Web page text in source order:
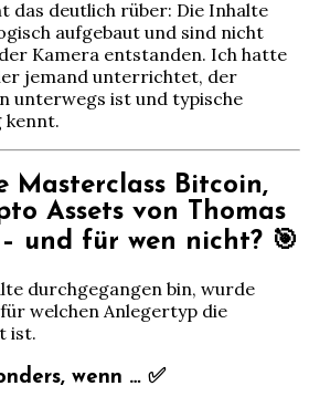
das deutlich rüber: Die Inhalte
aufgebaut und sind nicht
Kamera entstanden. Ich hatte
jemand unterrichtet, der
unterwegs ist und typische
kennt.
Masterclass Bitcoin,
Assets von Thomas
und für wen nicht? 🎯
durchgegangen bin, wurde
welchen Anlegertyp die
ist.
wenn … ✅